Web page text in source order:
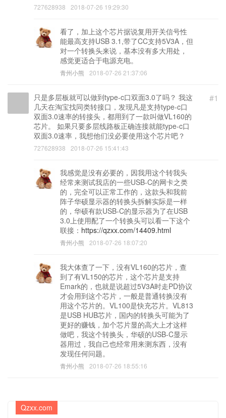
727628938 2018-07-26 19:29:30
看了，加上这个芯片据说复用开关信号性
能最高支持USB 3.1,带了CC支持5V3A，但
对一个转换头来说，基本没有多大用处，
感觉更适合于电源充电。
青州小熊 2018-07-26 21:37:06
#1
只是多层板就可以做到type-c口双面3.0了吗？ 我这
几天在淘宝找同类转接口，发现凡是支持type-c口
双面3.0速率的转接头，都用到了一款叫做VL160的
芯片。 如果只要多层线路板正确连接就能type-c口
双面3.0速率，我想他们没必要使用这个芯片吧？
727628938 2018-07-26 15:41:43
我感觉是没有必要的，因我用这个转我头
经常来测试我店的一些USB-C的网卡之类
的，完全可以正常工作的，这款头和我前
阵子华硕显示器的转换头拆解实际是一样
的，华硕有款USB-C的显示器为了在USB
3.0上使用配了一个转换头可以看一下这个
联接： https://qzxx.com/14409.html
青州小熊 2018-07-26 18:07:20
我大体查了一下，没有VL160的芯片，查
到了有VL150的芯片，这个芯片是支持
Emark的，也就是说超过5V3A时走PD协议
才会用到这个芯片，一般是普通转换没有
用这个芯片的。VL100是快充芯片。VL813
是USB HUB芯片，国内的转换头可能为了
更好的赚钱，加个芯片显的高大上才这样
做吧，我这个转换头，华硕的USB-C显示
器用过，我自己也经常用来测东西，没有
发现任何问题。
青州小熊 2018-07-26 18:55:16
Qzxx.com